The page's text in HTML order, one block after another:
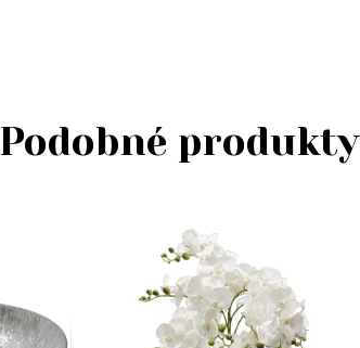
Podobné produkty